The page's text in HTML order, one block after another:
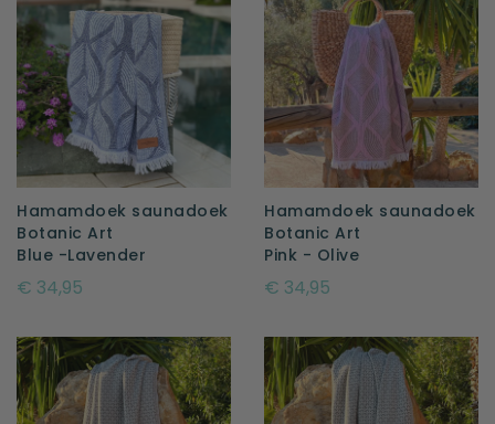
Hamamdoek saunadoek
Botanic Art
Blue -Lavender
€ 34,95
Hamamdoek saunadoek
Botanic Art
Pink - Olive
€ 34,95